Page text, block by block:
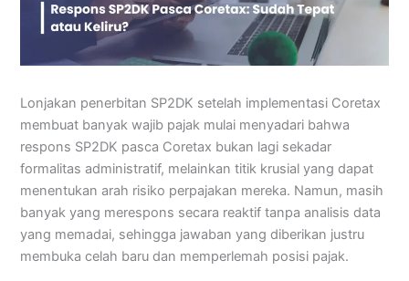
Lonjakan penerbitan SP2DK setelah implementasi Coretax
membuat banyak wajib pajak mulai menyadari bahwa
respons SP2DK pasca Coretax bukan lagi sekadar
formalitas administratif, melainkan titik krusial yang dapat
menentukan arah risiko perpajakan mereka. Namun, masih
banyak yang merespons secara reaktif tanpa analisis data
yang memadai, sehingga jawaban yang diberikan justru
membuka celah baru dan memperlemah posisi pajak.